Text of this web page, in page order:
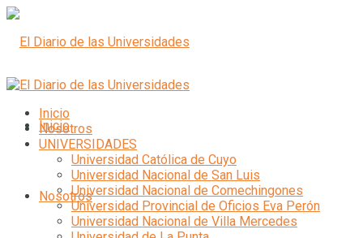
Inicio
Nosotros
Inicio
Nosotros
UNIVERSIDADES
Universidad Católica de Cuyo
Universidad Nacional de San Luis
Universidad Nacional de Comechingones
Universidad Provincial de Oficios Eva Perón
Universidad Nacional de Villa Mercedes